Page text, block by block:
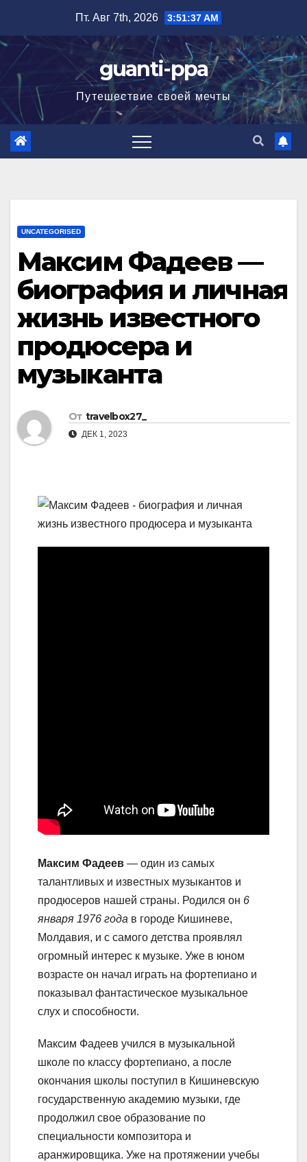
содержимому
Пт. Авг 7th, 2026 3:51:38 AM
guanti-ppa
Путешествие своей мечты
UNCATEGORISED
Максим Фадеев —
биография и личная
жизнь известного
продюсера и
музыканта
От travelbox27_
ДЕК 1, 2023
Максим Фадеев — один из самых
талантливых и известных музыкантов и
продюсеров нашей страны. Родился он 6
января 1976 года в городе Кишиневе,
Молдавия, и с самого детства проявлял
огромный интерес к музыке. Уже в юном
возрасте он начал играть на фортепиано и
показывал фантастическое музыкальное
слух и способности.
Максим Фадеев учился в музыкальной
школе по классу фортепиано, а после
окончания школы поступил в Кишиневскую
государственную академию музыки, где
продолжил свое образование по
специальности композитора и
аранжировщика. Уже на протяжении учебы